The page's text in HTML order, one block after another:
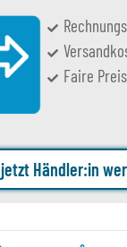
Faire
jetzt Händler:in